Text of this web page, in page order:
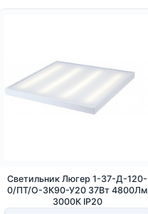
Светильник Люгер 1-37-Д-120-
0/ПТ/О-3К90-У20 37Вт 4800Лм
3000К IP20